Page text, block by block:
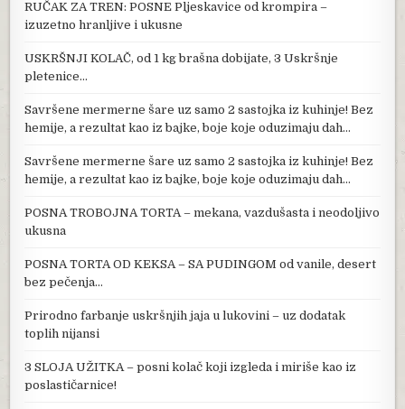
RUČAK ZA TREN: POSNE Pljeskavice od krompira –
izuzetno hranljive i ukusne
USKRŠNJI KOLAČ, od 1 kg brašna dobijate, 3 Uskršnje
pletenice…
Savršene mermerne šare uz samo 2 sastojka iz kuhinje! Bez
hemije, a rezultat kao iz bajke, boje koje oduzimaju dah…
Savršene mermerne šare uz samo 2 sastojka iz kuhinje! Bez
hemije, a rezultat kao iz bajke, boje koje oduzimaju dah…
POSNA TROBOJNA TORTA – mekana, vazdušasta i neodoljivo
ukusna
POSNA TORTA OD KEKSA – SA PUDINGOM od vanile, desert
bez pečenja…
Prirodno farbanje uskršnjih jaja u lukovini – uz dodatak
toplih nijansi
3 SLOJA UŽITKA – posni kolač koji izgleda i miriše kao iz
poslastičarnice!